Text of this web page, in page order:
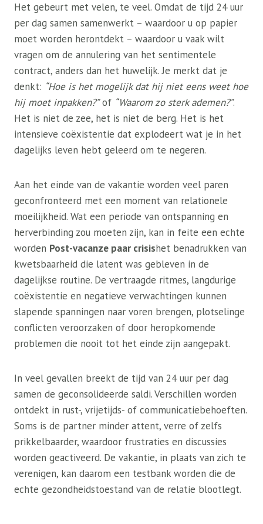
Het gebeurt met velen, te veel. Omdat de tijd 24 uur
per dag samen samenwerkt – waardoor u op papier
moet worden herontdekt – waardoor u vaak wilt
vragen om de annulering van het sentimentele
contract, anders dan het huwelijk. Je merkt dat je
denkt: “Hoe is het mogelijk dat hij niet eens weet hoe
hij moet inpakken?”of “Waarom zo sterk ademen?”.
Het is niet de zee, het is niet de berg. Het is het
intensieve coëxistentie dat explodeert wat je in het
dagelijks leven hebt geleerd om te negeren.
Aan het einde van de vakantie worden veel paren
geconfronteerd met een moment van relationele
moeilijkheid. Wat een periode van ontspanning en
herverbinding zou moeten zijn, kan in feite een echte
worden Post-vacanze paar crisishet benadrukken van
kwetsbaarheid die latent was gebleven in de
dagelijkse routine. De vertraagde ritmes, langdurige
coëxistentie en negatieve verwachtingen kunnen
slapende spanningen naar voren brengen, plotselinge
conflicten veroorzaken of door heropkomende
problemen die nooit tot het einde zijn aangepakt.
In veel gevallen breekt de tijd van 24 uur per dag
samen de geconsolideerde saldi. Verschillen worden
ontdekt in rust-, vrijetijds- of communicatiebehoeften.
Soms is de partner minder attent, verre of zelfs
prikkelbaarder, waardoor frustraties en discussies
worden geactiveerd. De vakantie, in plaats van zich te
verenigen, kan daarom een ​​testbank worden die de
echte gezondheidstoestand van de relatie blootlegt.